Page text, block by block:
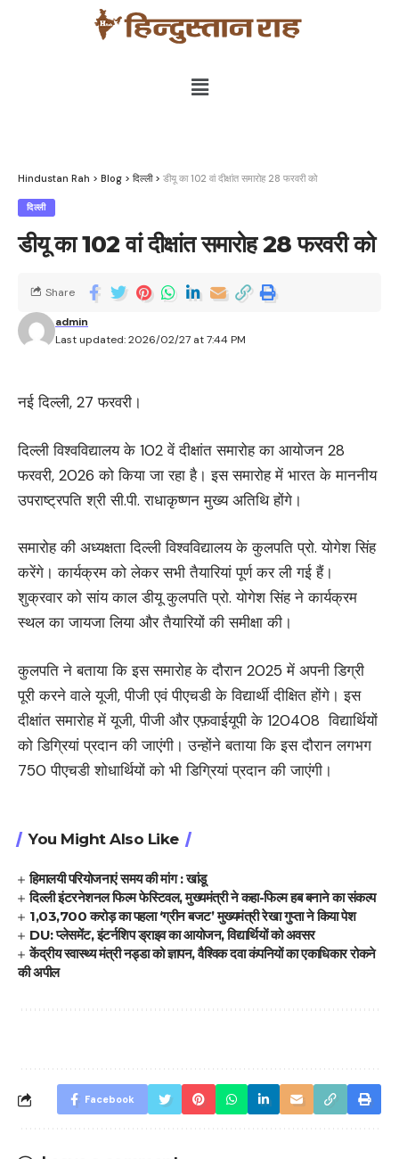
Hindustan Rah > Blog > दिल्ली> डीयू का 102 वां दीक्षांत समारोह 28 फरवरी को
दिल्ली
डीयू का 102 वां दीक्षांत समारोह 28 फरवरी को
Last updated: 2026/02/27 at 7:44 PM
admin
Share
नई दिल्ली, 27 फरवरी।
दिल्ली विश्वविद्यालय के 102 वें दीक्षांत समारोह का आयोजन 28
फरवरी, 2026 को किया जा रहा है। इस समारोह में भारत के माननीय
उपराष्ट्रपति श्री सी.पी. राधाकृष्णन मुख्य अतिथि होंगे।
समारोह की अध्यक्षता दिल्ली विश्वविद्यालय के कुलपति प्रो. योगेश सिंह
करेंगे। कार्यक्रम को लेकर सभी तैयारियां पूर्ण कर ली गई हैं।
शुक्रवार को सांय काल डीयू कुलपति प्रो. योगेश सिंह ने कार्यक्रम
स्थल का जायजा लिया और तैयारियों की समीक्षा की।
कुलपति ने बताया कि इस समारोह के दौरान 2025 में अपनी डिग्री
पूरी करने वाले यूजी, पीजी एवं पीएचडी के विद्यार्थी दीक्षित होंगे। इस
दीक्षांत समारोह में यूजी, पीजी और एफ़वाईयूपी के 120408 विद्यार्थियों
को डिग्रियां प्रदान की जाएंगी। उन्होंने बताया कि इस दौरान लगभग
750 पीएचडी शोधार्थियों को भी डिग्रियां प्रदान की जाएंगी।
You Might Also Like
हिमालयी परियोजनाएं समय की मांग : खांडू
दिल्ली इंटरनेशनल फिल्म फेस्टिवल, मुख्यमंत्री ने कहा-फिल्म हब बनाने का संकल्प
1,03,700 करोड़ का पहला ‘ग्रीन बजट’ मुख्यमंत्री रेखा गुप्ता ने किया पेश
DU: प्लेसमेंट, इंटर्नशिप ड्राइव का आयोजन, विद्यार्थियों को अवसर
केंद्रीय स्वास्थ्य मंत्री नड्डा को ज्ञापन, वैश्विक दवा कंपनियों का एकाधिकार रोकने
की अपील
Facebook